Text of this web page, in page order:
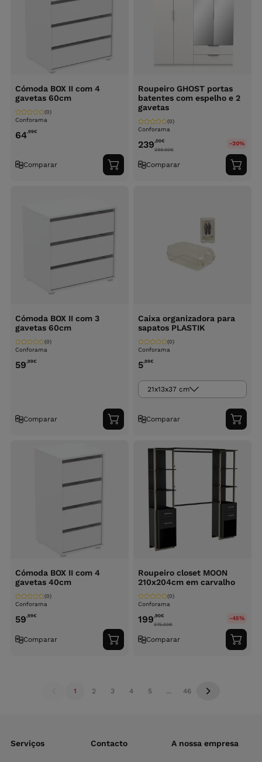
Cómoda BOX II com 4
gavetas 60cm
Conforama
(0)
64,99€
Comparar
Adicionar
ao
Roupeiro GHOST portas
batentes com espelho e 2
gavetas
Conforama
(0)
239,00€
299.00€
-20%
Comparar
ao
Cómoda BOX II com 3
gavetas 60cm
Conforama
(0)
59,99€
Comparar
Adicionar
ao
Caixa organizadora para
sapatos PLASTIK
Conforama
(0)
5,99€
21x13x37 cm
Comparar
ao
Cómoda BOX II com 4
gavetas 40cm
Conforama
(0)
59,99€
Comparar
Adicionar
ao
Roupeiro closet MOON
210x204cm em carvalho
Conforama
(0)
199,90€
375.00€
-45%
Comparar
ao
1 2 3 4 5 ... 46
Serviços Contacto A nossa empresa